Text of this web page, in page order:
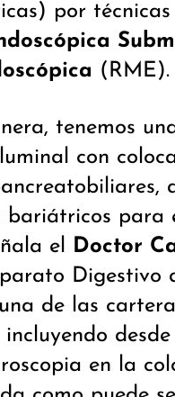
por
(RME).
tenemos
con
bariátricos
el Doctor
Digestivo
de las
en la